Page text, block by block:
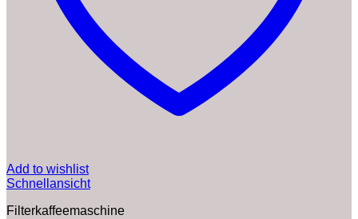
Add to wishlist
Schnellansicht
Filterkaffeemaschine